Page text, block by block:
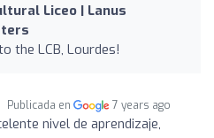
Liceo | Lanus
the LCB, Lourdes!
Publicada en 7 years ago
nivel de aprendizaje,